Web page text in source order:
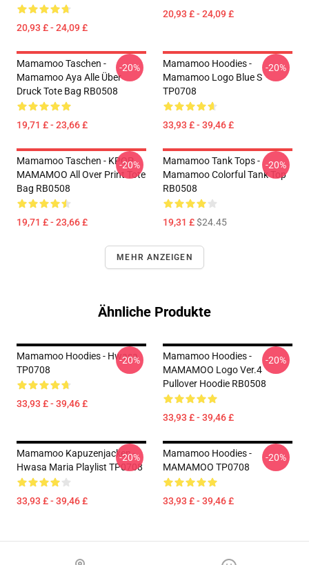
20,93 £ - 24,09 £
20,93 £ - 24,09 £
Mamamoo Taschen -
Mamamoo Aya Alle Über
Druck Tote Bag RB0508
19,71 £ - 23,66 £
-20%
Mamamoo Hoodies -
Mamamoo Logo Blue S
TP0708
33,93 £ - 39,46 £
-20%
Mamamoo Taschen - KPOP
MAMAMOO All Over Print Tote
Bag RB0508
19,71 £ - 23,66 £
-20%
Mamamoo Tank Tops -
Mamamoo Colorful Tank Top
RB0508
19,31 £$24.45
-20%
MEHR ANZEIGEN
Ähnliche Produkte
Mamamoo Hoodies - Hwasa
TP0708
33,93 £ - 39,46 £
-20%
Mamamoo Hoodies -
MAMAMOO Logo Ver.4
Pullover Hoodie RB0508
33,93 £ - 39,46 £
-20%
Mamamoo Kapuzenjacken -
Hwasa Maria Playlist TP0708
33,93 £ - 39,46 £
-20%
Mamamoo Hoodies -
MAMAMOO TP0708
33,93 £ - 39,46 £
-20%